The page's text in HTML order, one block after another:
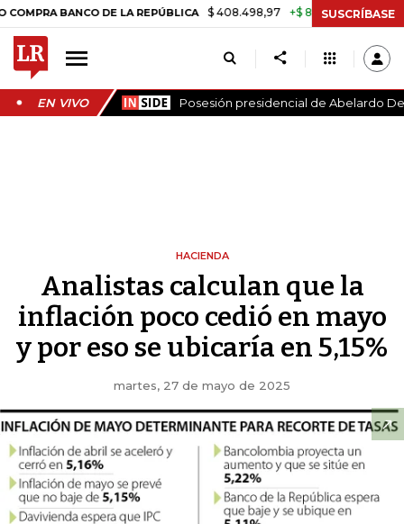
DE LA REPÚBLICA $ 408.498,97 +$ 8.753,81 +2,19% TASA
SUSCRÍBASE
EN VIVO Posesión presidencial de Abelardo
HACIENDA
Analistas calculan que la
inflación poco cedió en mayo
y por eso se ubicaría en 5,15%
martes, 27 de mayo de 2025